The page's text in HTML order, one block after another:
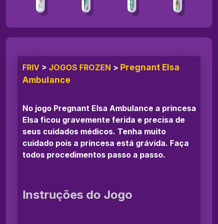
FRIV > JOGOS FROZEN > Pregnant Elsa
Ambulance
No jogo Pregnant Elsa Ambulance a princesa
Elsa ficou gravemente ferida e precisa de
seus cuidados médicos. Tenha muito
cuidado pois a princesa está grávida. Faça
todos procedimentos passo a passo.
Instruções do Jogo